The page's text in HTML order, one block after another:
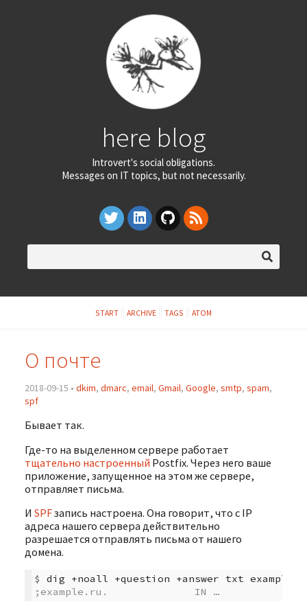
here blog
Introvert's social obligations.
Messages on IT topics, but not necessarily.
START ARCHIVE TAGS ATOM
О почте
2018-09-15 • dkim, dmarc, email, Gmail, Google, smtp, spam,
spf
Бывает так.
Где-то на выделенном сервере работает
тщательно настроенный Postfix. Через него ваше
приложение, запущенное на этом же сервере,
отправляет письма.
И SPFзапись настроена. Она говорит, что с IP
адреса нашего сервера действительно
разрешается отправлять письма от нашего
домена.
$ dig +noall +question +answer txt
;example.ru.              IN …